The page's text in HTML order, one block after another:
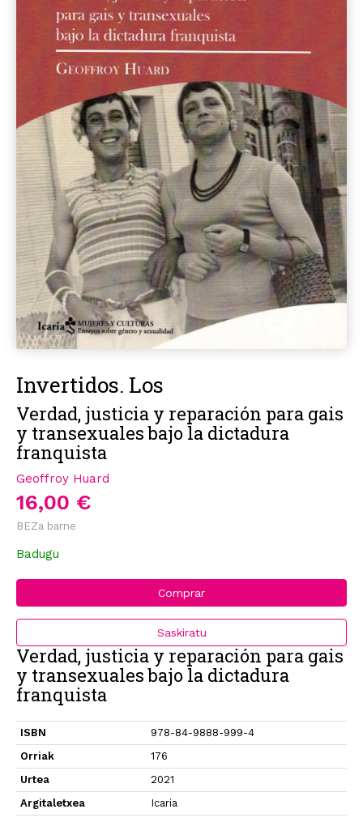
Invertidos. Los
Verdad, justicia y reparación para gais
y transexuales bajo la dictadura
franquista
Geoffroy Huard
16,00 €
BEZa barne
Badugu
Comprar
Saskiratu
Verdad, justicia y reparación para gais
y transexuales bajo la dictadura
franquista
ISBN
978-84-9888-999-4
Orriak
176
Urtea
2021
Argitaletxea
Icaria